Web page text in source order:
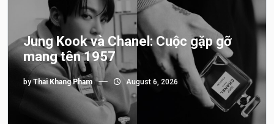
Jung Kook và Chanel: Cuộc gặp gỡ
mang tên 1957
byThai Khang Pham August 6, 2026